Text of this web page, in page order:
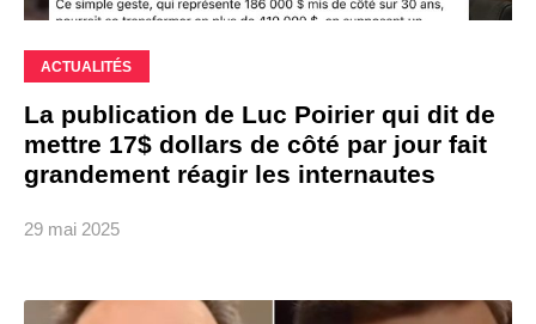
ACTUALITÉS
La publication de Luc Poirier qui dit de
mettre 17$ dollars de côté par jour fait
grandement réagir les internautes
29 mai 2025